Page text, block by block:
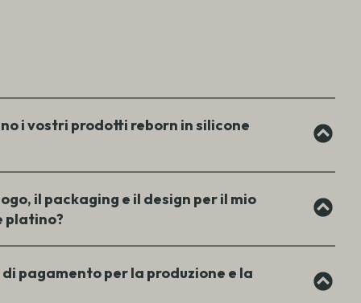
i vostri prodotti reborn in silicone
il packaging e il design per il mio
platino?
pagamento per la produzione e la